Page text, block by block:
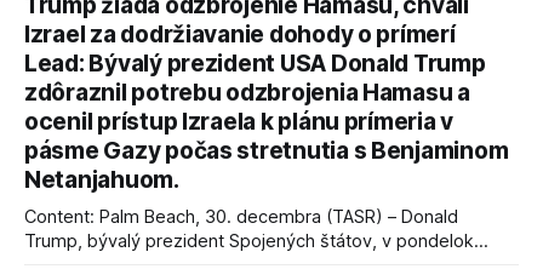
Izrael za dodržiavanie dohody o prímerí
Lead: Bývalý prezident USA Donald Trump
zdôraznil potrebu odzbrojenia Hamasu a
ocenil prístup Izraela k plánu prímeria v
pásme Gazy počas stretnutia s Benjaminom
Netanjahuom.
Content: Palm Beach, 30. decembra (TASR) – Donald
Trump, bývalý prezident Spojených štátov, v pondelok